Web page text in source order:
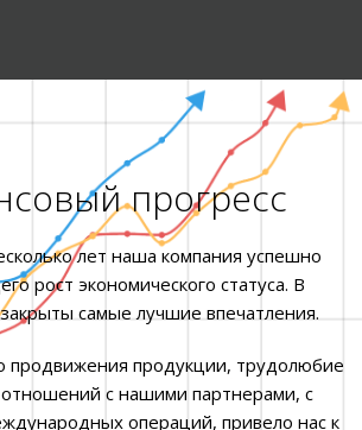
прогресс
лет наша компания успешно
рост экономического статуса. В
самые лучшие впечатления.
продвижения продукции, трудолюбие
с нашими партнерами, с
операций, привело нас к